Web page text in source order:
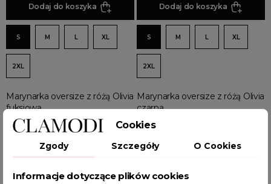
Dodaj do koszyka
S M L XL
2XL
Marynarka oversize z różą Olivia
fuksjowa
125,99 zł
Dodaj do koszyka
S M L XL
2XL
Marynarka oversize z różą Olivia
czarna
125,99 zł
Cookies
Zgody Szczegóły O Cookies
Informacje dotyczące plików cookies